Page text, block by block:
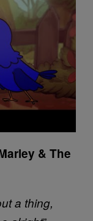
& The
a thing,